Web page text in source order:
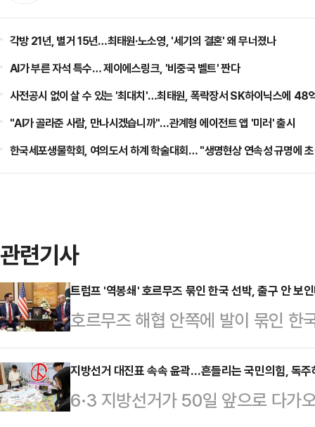
각방 21년, 별거 15년…최태원·노소영, '세기의 결혼' 왜 무너졌나
AI가 부른 자석 특수… 제이에스링크, '비중국 벨트' 짠다
사전공시 없이 살 수 있는 '최대치'…최태원, 폭락장서 SK하이닉스에 48
"AI가 골라준 사람, 만나시겠습니까"…관계형 에이전트 앱 '미러' 출시
한국세포생물학회, 여의도서 하계 학술대회… "생명현상 연속성 규명에
관련기사
트럼프 '역봉쇄' 호르무즈 묶인 한국 선박, 출구 안 보
호르무즈 해협 안쪽에 발이 묶인
하고 있다. 이란의 통행 통제와 통
쟁 물자 보급로 차단 조치가 맞물리
명해졌다. 정부의 외교 부담도 한
지방선거 대진표 속속 윤곽…흔들리는 국민의힘, 독주
6·3 지방선거가 50일 앞으로 다가